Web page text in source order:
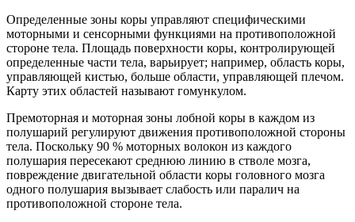
Определенные зоны коры управляют специфическими
моторными и сенсорными функциями на противоположной
стороне тела. Площадь поверхности коры, контролирующей
определенные части тела, варьирует; например, область коры,
управляющей кистью, больше области, управляющей плечом.
Карту этих областей называют гомункулом.
Премоторная и моторная зоны лобной коры в каждом из
полушарий регулируют движения противоположной стороны
тела. Поскольку 90 % моторных волокон из каждого
полушария пересекают среднюю линию в стволе мозга,
повреждение двигательной области коры головного мозга
одного полушария вызывает слабость или паралич на
противоположной стороне тела.